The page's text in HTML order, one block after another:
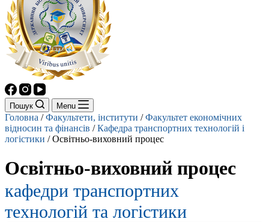
Пошук Menu
Головна /Факультети, інститути /Факультет економічних
відносин та фінансів /Кафедра транспортних технологій і
логістики /Освітньо-виховний процес
Освітньо-виховний процес
кафедри транспортних
технологій та логістики